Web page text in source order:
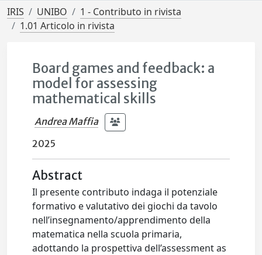
IRIS UNIBO
1 - Contributo in rivista
1.01 Articolo in rivista
Board games and feedback: a
model for assessing
mathematical skills
Andrea Maffia
2025
Abstract
Il presente contributo indaga il potenziale
formativo e valutativo dei giochi da tavolo
nell’insegnamento/apprendimento della
matematica nella scuola primaria,
adottando la prospettiva dell’assessment as